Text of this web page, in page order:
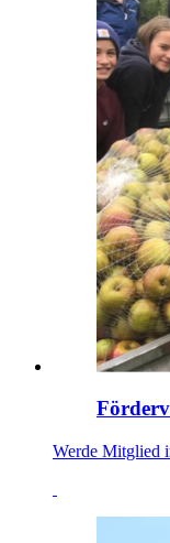
Werde Mitglied